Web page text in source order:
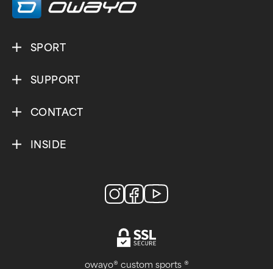
SPORT
SUPPORT
CONTACT
INSIDE
owayo® custom sports ®